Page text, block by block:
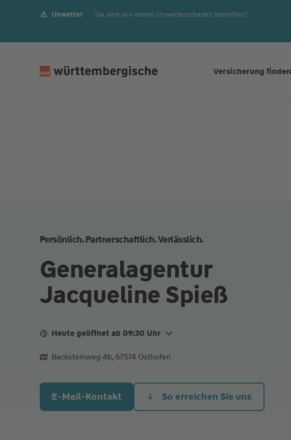
Unwetter Sie sind von einem Unwetterschaden betroffen?
Versicherung finden
Persönlich. Partnerschaftlich. Verlässlich.
Generalagentur
Jacqueline Spieß
Heute geöffnet ab 09:30 Uhr
Mo.
09:30 - 12:30
Mi.
09:30 - 12:30
14:30 - 17:00
Do.
09:30 - 12:30
Backsteinweg 4b, 67574 Osthofen
E-Mail-Kontakt So erreichen Sie uns